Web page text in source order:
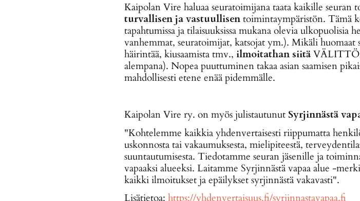
Kaipolan Vire haluaa seuratoimijana taata kaikille seuran
turvallisen ja vastuullisentoimintaympäristön. Tämä
tapahtumissa ja tilaisuuksissa mukana olevia
vanhemmat, seuratoimijat, katsojat ym.). Mikäli huomaat
häirintää, kiusaamista tmv., ilmoitathan siitä
alempana). Nopea puuttuminen takaa asian saamisen
mahdollisesti etene enää pidemmälle.
Kaipolan Vire ry. on myös julistautunut Syrjinnästä
"Kohtelemme kaikkia yhdenvertaisesti riippumatta
uskonnosta tai vakaumuksesta, mielipiteestä,
suuntautumisesta. Tiedotamme seuran jäsenille ja
vapaaksi alueeksi. Laitamme Syrjinnästä vapaa alue -
kaikki ilmoitukset ja epäilykset syrjinnästä vakavasti".
Lisätietoa: https://yhdenvertaisuus.fi/syrjinnastavapaa.fi